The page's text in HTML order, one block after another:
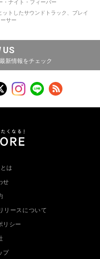
・ナイト・フィーバー
ットしたサウンドトラック、ブレイ
サー
US
新情報をチェック
は
せ
リースについて
リシー
プ